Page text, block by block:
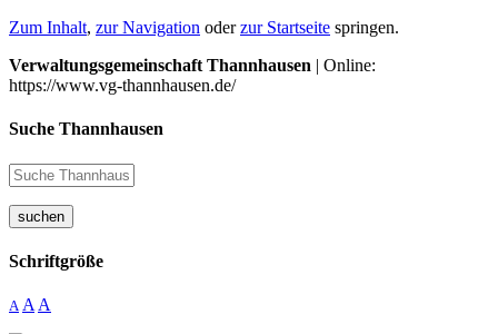
Zum Inhalt, zur Navigation oderzur Startseite springen.
Verwaltungsgemeinschaft Thannhausen | Online:
https://www.vg-thannhausen.de/
Suche Thannhausen
suchen
Schriftgröße
A A A